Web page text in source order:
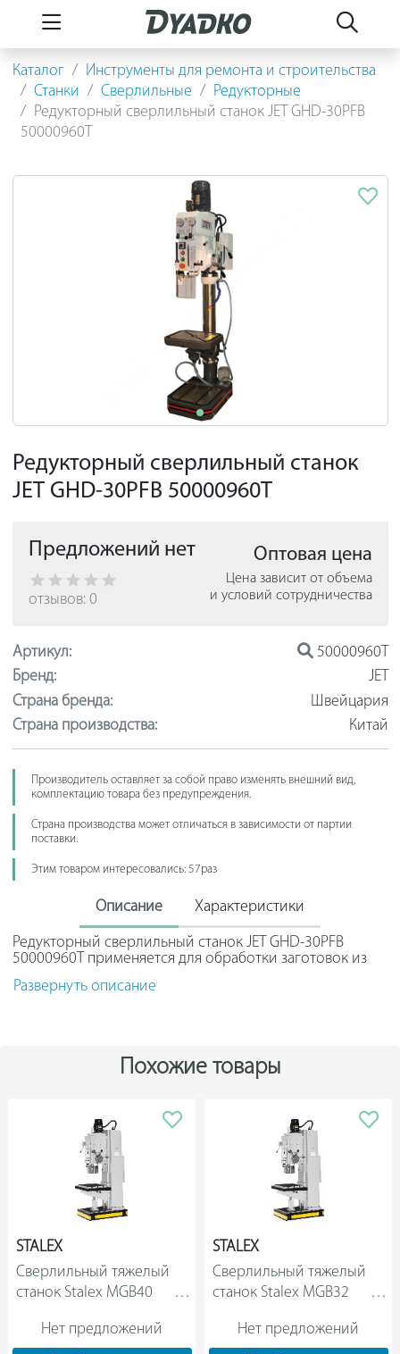
Каталог
Инструменты для ремонта и строительства
Станки
Сверлильные
Редукторные
Редукторный сверлильный станок JET GHD-30PFB
50000960T
Редукторный сверлильный станок
JET GHD-30PFB 50000960T
Предложений нет
отзывов: 0
Оптовая цена
Цена зависит от объема
и условий сотрудничества
Артикул:
50000960T
Бренд:
JET
Страна бренда:
Швейцария
Страна производства:
Китай
Производитель оставляет за собой право изменять внешний вид,
комплектацию товара без предупреждения.
Страна производства может отличаться в зависимости от партии
поставки.
Этим товаром интересовались: 57раз
Описание Характеристики
Редукторный сверлильный станок JET GHD-30PFB
50000960T применяется для обработки заготовок из
металла, различных сплавов, пластика и древесины.
Рабочий стол имеет специальные пазы, которые дают
охлаждения с подводкой воды в рабочую зону
позволяет непрерывно использовать агрегат долгое
Развернуть описание
Похожие товары
STALEX
Сверлильный тяжелый
станок Stalex MGB40
Нет предложений
STALEX
Сверлильный тяжелый
станок Stalex MGB32
Нет предложений